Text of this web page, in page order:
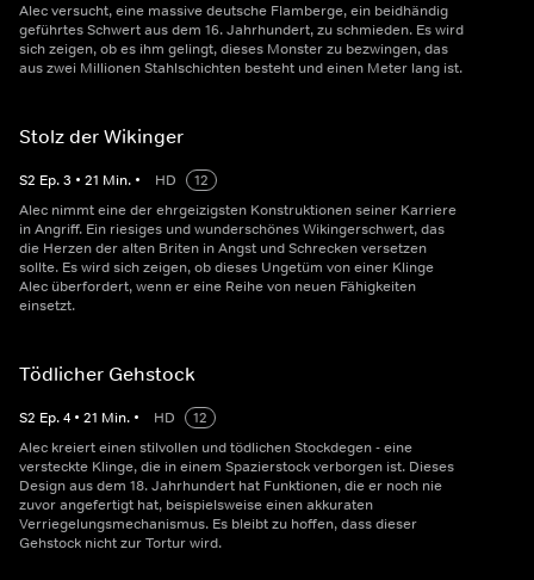
Alec versucht, eine massive deutsche Flamberge, ein beidhändig
geführtes Schwert aus dem 16. Jahrhundert, zu schmieden. Es wird
sich zeigen, ob es ihm gelingt, dieses Monster zu bezwingen, das
aus zwei Millionen Stahlschichten besteht und einen Meter lang ist.
Stolz der Wikinger
S2 Ep.3 • 21 Min. • HD
12
Alec nimmt eine der ehrgeizigsten Konstruktionen seiner Karriere
in Angriff. Ein riesiges und wunderschönes Wikingerschwert, das
die Herzen der alten Briten in Angst und Schrecken versetzen
sollte. Es wird sich zeigen, ob dieses Ungetüm von einer Klinge
Alec überfordert, wenn er eine Reihe von neuen Fähigkeiten
einsetzt.
Tödlicher Gehstock
S2 Ep.4 • 21 Min. • HD
12
Alec kreiert einen stilvollen und tödlichen Stockdegen - eine
versteckte Klinge, die in einem Spazierstock verborgen ist. Dieses
Design aus dem 18. Jahrhundert hat Funktionen, die er noch nie
zuvor angefertigt hat, beispielsweise einen akkuraten
Verriegelungsmechanismus. Es bleibt zu hoffen, dass dieser
Gehstock nicht zur Tortur wird.